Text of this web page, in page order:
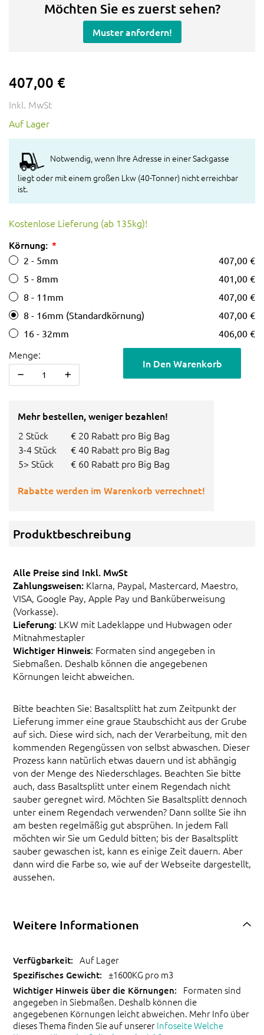
Möchten Sie es zuerst sehen?
Muster anfordern!
407,00 €
Inkl. MwSt
Auf Lager
Notwendig, wenn Ihre Adresse in einer Sackgasse
liegt oder mit einem großen Lkw (40-Tonner) nicht erreichbar
ist.
Kostenlose Lieferung (ab 135kg)!
Körnung:
2 - 5mm
407,00 €
5 - 8mm
401,00 €
8 - 11mm
407,00 €
8 - 16mm (Standardkörnung)
407,00 €
16 - 32mm
406,00 €
Menge:
In Den Warenkorb
Mehr bestellen, weniger bezahlen!
2 Stück
€ 20 Rabatt pro Big Bag
3-4 Stück
€ 40 Rabatt pro Big Bag
5> Stück
€ 60 Rabatt pro Big Bag
Rabatte werden im Warenkorb verrechnet!
Produktbeschreibung
Alle Preise sind Inkl. MwSt
Zahlungsweisen: Klarna, Paypal, Mastercard, Maestro,
VISA, Google Pay, Apple Pay und Banküberweisung
(Vorkasse).
Lieferung: LKW mit Ladeklappe und Hubwagen oder
Mitnahmestapler
Wichtiger Hinweis: Formaten sind angegeben in
Siebmaßen. Deshalb können die angegebenen
Körnungen leicht abweichen.
Bitte beachten Sie: Basaltsplitt hat zum Zeitpunkt der
Lieferung immer eine graue Staubschicht aus der Grube
auf sich. Diese wird sich, nach der Verarbeitung, mit den
kommenden Regengüssen von selbst abwaschen. Dieser
Prozess kann natürlich etwas dauern und ist abhängig
von der Menge des Niederschlages. Beachten Sie bitte
auch, dass Basaltsplitt unter einem Regendach nicht
sauber geregnet wird. Möchten Sie Basaltsplitt dennoch
unter einem Regendach verwenden? Dann sollte Sie ihn
am besten regelmäßig gut absprühen. In jedem Fall
möchten wir Sie um Geduld bitten; bis der Basaltsplitt
sauber gewaschen ist, kann es einige Zeit dauern. Aber
dann wird die Farbe so, wie auf der Webseite dargestellt,
aussehen.
Weitere Informationen
Auf Lager
±1600KG pro m3
Formaten sind
angegeben in Siebmaßen. Deshalb können die
angegebenen Körnungen leicht abweichen. Mehr Info über
dieses Thema finden Sie auf unsererInfoseite Welche